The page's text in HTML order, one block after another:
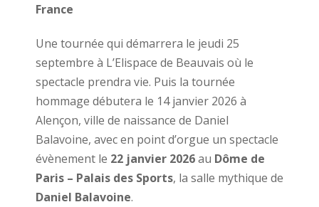
France
Une tournée qui démarrera le jeudi 25
septembre à L’Elispace de Beauvais où le
spectacle prendra vie. Puis la tournée
hommage débutera le 14 janvier 2026 à
Alençon, ville de naissance de Daniel
Balavoine, avec en point d’orgue un spectacle
évènement le 22 janvier 2026au Dôme de
Paris – Palais des Sports, la salle mythique de
Daniel Balavoine.